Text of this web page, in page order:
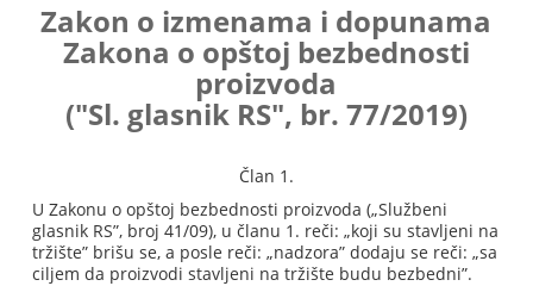
Zakon o izmenama i dopunama
Zakona o opštoj bezbednosti
proizvoda
("Sl. glasnik RS", br. 77/2019)
Član 1.
U Zakonu o opštoj bezbednosti proizvoda („Službeni
glasnik RS”, broj 41/09), u članu 1. reči: „koji su stavljeni na
tržište” brišu se, a posle reči: „nadzora” dodaju se reči: „sa
ciljem da proizvodi stavljeni na tržište budu bezbedni”.